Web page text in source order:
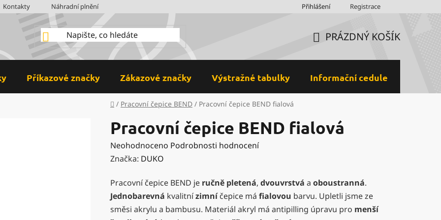
Kontakty Náhradní plnění Ochrana osobních údajů a GDPR
Přihlášení Registrace
KOŠÍK
PRÁZDNÝ KOŠÍK
Příkazové značky Zákazové značky Výstražné tabulky Informační cedule
Domů
/ Pracovní čepice BEND / Pracovní čepice BEND fialová
Pracovní čepice BEND fialová
Průměrné
hodnocení
je
0,0
z
Neohodnoceno Podrobnosti hodnocení
Značka: DUKO
Pracovní čepice BEND je ručně pletená, dvouvrstvá a oboustranná.
Jednobarevná kvalitnízimníčepice má fialovou barvu. Upletli jsme ze
směsi akrylu a bambusu. Materiál akryl má antipilling úpravu pro menší